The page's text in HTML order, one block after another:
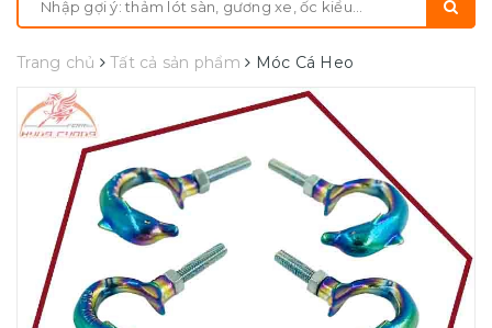
Trang chủ Tất cả sản phẩm Móc Cá Heo